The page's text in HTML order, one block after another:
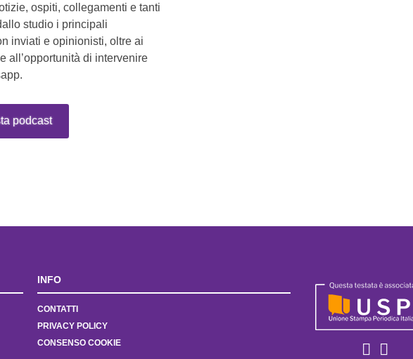
ospiti, collegamenti e tanti
studio i principali
inviati e opinionisti, oltre ai
all’opportunità di intervenire
podcast
INFO
CONTATTI
PRIVACY POLICY
CONSENSO COOKIE